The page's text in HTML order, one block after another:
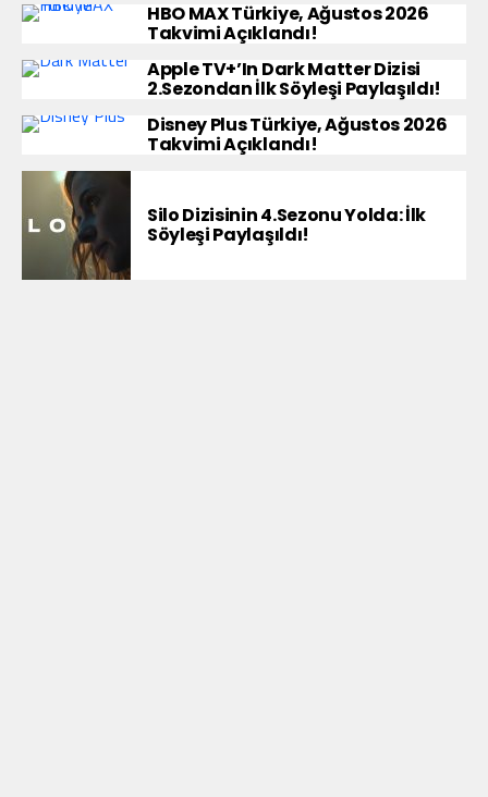
HBO MAX Türkiye, Ağustos 2026
Takvimi Açıklandı!
Apple TV+’ın Dark Matter Dizisi
2.Sezondan İlk Söyleşi Paylaşıldı!
Disney Plus Türkiye, Ağustos 2026
Takvimi Açıklandı!
Silo Dizisinin 4.Sezonu Yolda: İlk
Söyleşi Paylaşıldı!